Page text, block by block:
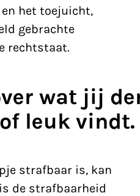
het toejuicht,
gebrachte
rechtstaat.
wat jij
leuk vindt.
strafbaar is, kan
de strafbaarheid